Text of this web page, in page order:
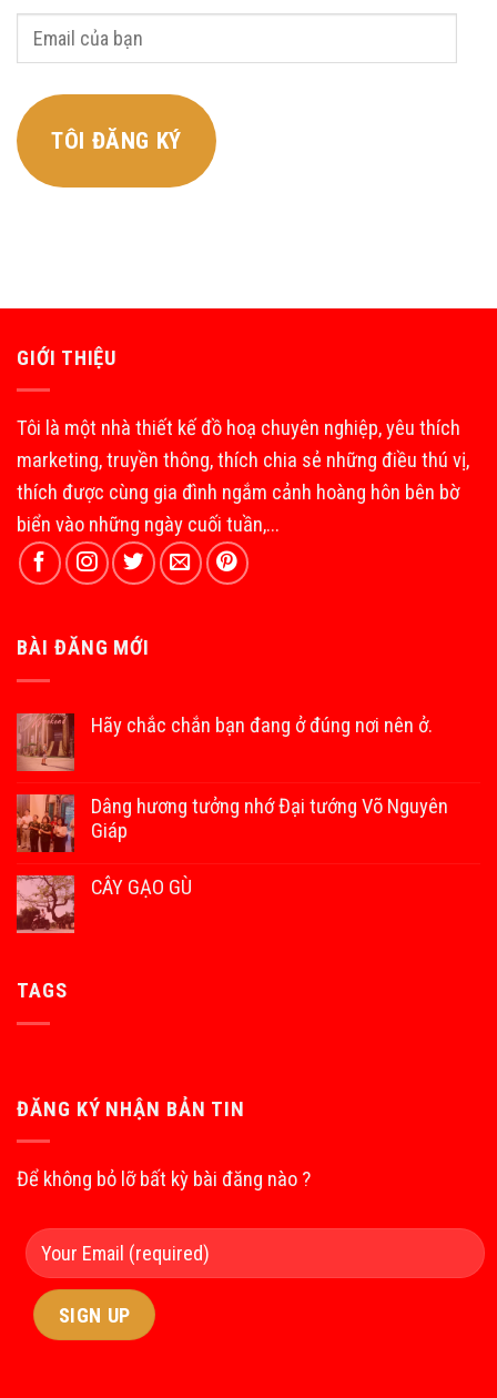
Email
TÔI ĐĂNG KÝ
GIỚI THIỆU
Tôi là một nhà thiết kế đồ hoạ chuyên nghiệp, yêu thích
marketing, truyền thông, thích chia sẻ những điều thú vị,
thích được cùng gia đình ngắm cảnh hoàng hôn bên bờ
biển vào những ngày cuối tuần,...
BÀI ĐĂNG MỚI
Hãy chắc chắn bạn đang ở đúng nơi nên ở.
Dâng hương tưởng nhớ Đại tướng Võ Nguyên
Giáp
CÂY GẠO GÙ
TAGS
ĐĂNG KÝ NHẬN BẢN TIN
Để không bỏ lỡ bất kỳ bài đăng nào ?